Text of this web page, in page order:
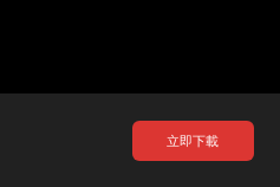
立即下載